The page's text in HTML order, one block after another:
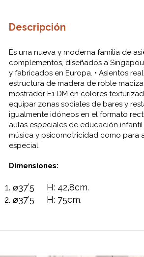
Descripción
Es una nueva y moderna familia de
complementos, diseñados a
y fabricados en Europa. • Asientos
estructura de madera de roble
mostrador E1 DM en colores
equipar zonas sociales de bares y
igualmente idóneos en el formato
aulas especiales de educación
música y psicomotricidad como para
especial.
Dimensiones:
⌀37’5 H: 42,8cm.
⌀37’5 H: 75cm.